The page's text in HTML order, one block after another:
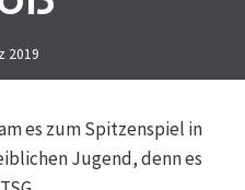
2019
es zum Spitzenspiel in
Jugend, denn es